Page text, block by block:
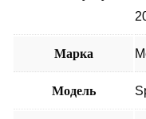
Марка
Модель